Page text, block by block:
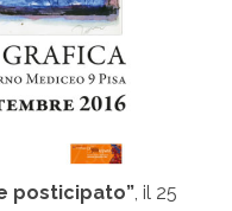
posticipato”, il 25